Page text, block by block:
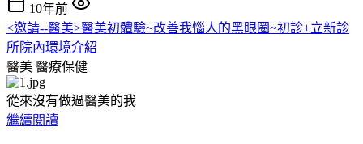
10年前
<邀請--醫美>醫美初體驗~改善我惱人的黑眼圈~初診+立新診
所院內環境介紹
醫美 醫療保健
從來沒有做過醫美的我
繼續閱讀